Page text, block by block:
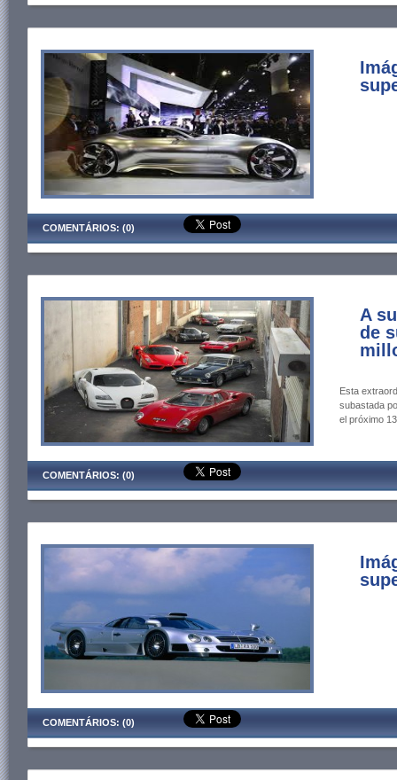
COMENTÁRIOS: (0)
A
de
Esta
subastada
el próximo
COMENTÁRIOS: (0)
COMENTÁRIOS: (0)